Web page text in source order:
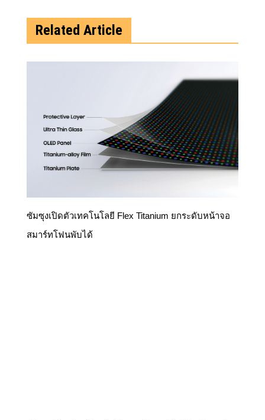
Related Article
ซัมซุงเปิดตัวเทคโนโลยี Flex Titanium ยกระดับหน้าจอ
สมาร์ทโฟนพับได้